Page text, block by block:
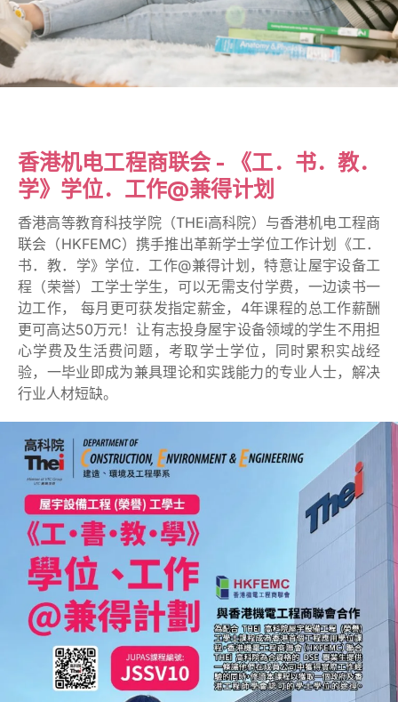
《工．书．教．学》学
位．工作@兼得计划
香港机电工程商联会 - 《工．书．教．
学》学位．工作@兼得计划
香港高等教育科技学院（THEi高科院）与香港机电工程商
联会（HKFEMC）携手推出革新学士学位工作计划《工．
书．教．学》学位．工作@兼得计划，特意让屋宇设备工
程（荣誉）工学士学生，可以无需支付学费，一边读书一
边工作， 每月更可获发指定薪金，4年课程的总工作薪酬
更可高达50万元！让有志投身屋宇设备领域的学生不用担
心学费及生活费问题，考取学士学位，同时累积实战经
验，一毕业即成为兼具理论和实践能力的专业人士，解决
行业人材短缺。